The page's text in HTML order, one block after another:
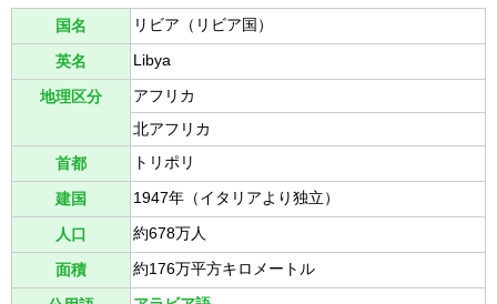
国名 リビア（リビア国）
英名 Libya
地理区分
アフリカ
北アフリカ
首都 トリポリ
建国 1947年（イタリアより独立）
人口 約678万人
面積 約176万平方キロメートル